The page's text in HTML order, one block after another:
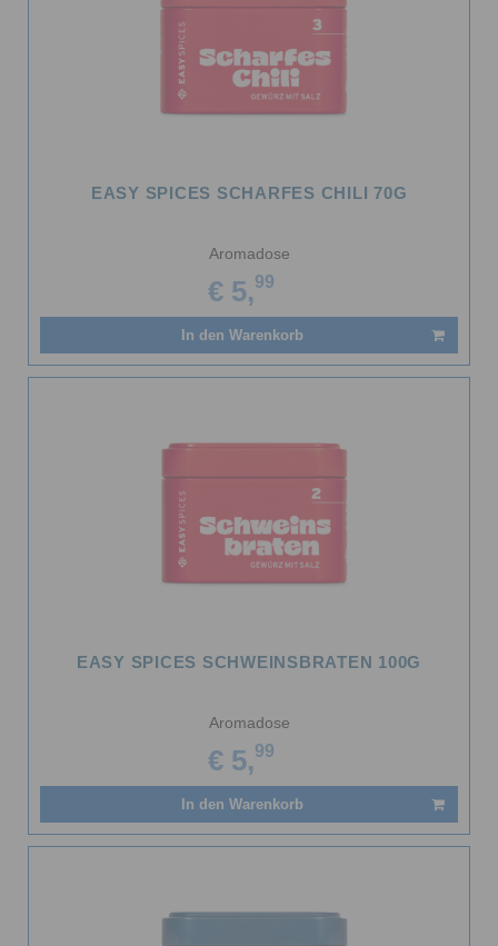
EASY SPICES SCHARFES CHILI 70G
Aromadose
€ 5,99
In den Warenkorb
EASY SPICES SCHWEINSBRATEN 100G
Aromadose
€ 5,99
In den Warenkorb